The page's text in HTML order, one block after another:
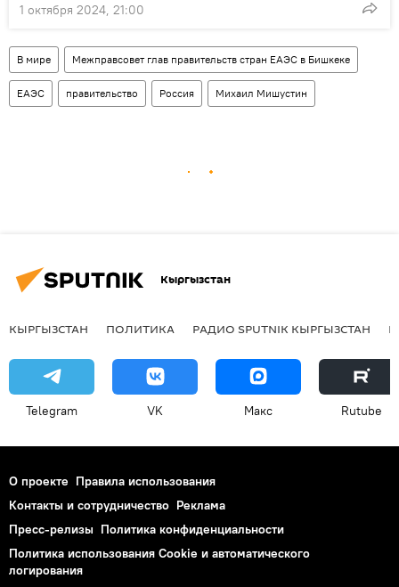
1 октября 2024, 21:00
В мире Межправсовет глав правительств стран ЕАЭС в Бишкеке
ЕАЭС правительство Россия Михаил Мишустин
Кыргызстан
КЫРГЫЗСТАН ПОЛИТИКА РАДИО SPUTNIK КЫРГЫЗСТАН
Telegram VK Макс Rutube
О проекте Правила использования
Контакты и сотрудничество Реклама
Пресс-релизы Политика конфиденциальности
Политика использования Cookie и автоматического
логирования